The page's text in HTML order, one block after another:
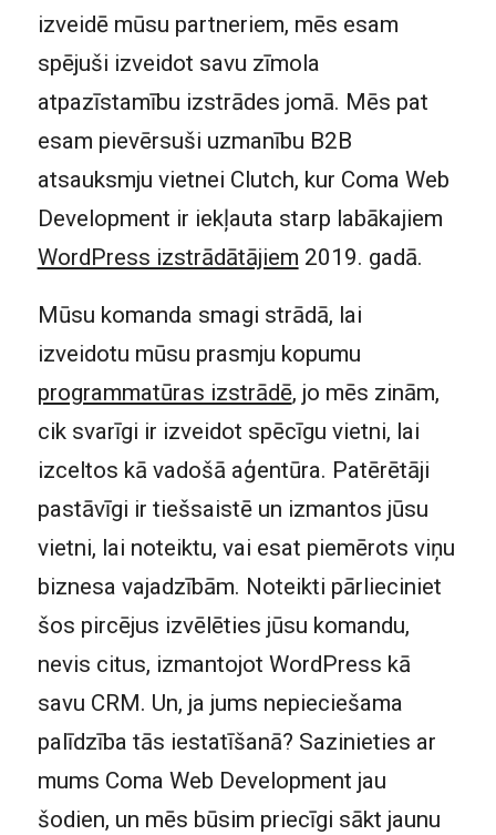
izveidē mūsu partneriem, mēs esam
spējuši izveidot savu zīmola
atpazīstamību izstrādes jomā. Mēs pat
esam pievērsuši uzmanību B2B
atsauksmju vietnei Clutch, kur Coma Web
Development ir iekļauta starp labākajiem
WordPress izstrādātājiem 2019. gadā.
Mūsu komanda smagi strādā, lai
izveidotu mūsu prasmju kopumu
programmatūras izstrādē, jo mēs zinām,
cik svarīgi ir izveidot spēcīgu vietni, lai
izceltos kā vadošā aģentūra. Patērētāji
pastāvīgi ir tiešsaistē un izmantos jūsu
vietni, lai noteiktu, vai esat piemērots viņu
biznesa vajadzībām. Noteikti pārlieciniet
šos pircējus izvēlēties jūsu komandu,
nevis citus, izmantojot WordPress kā
savu CRM. Un, ja jums nepieciešama
palīdzība tās iestatīšanā? Sazinieties ar
mums Coma Web Development jau
šodien, un mēs būsim priecīgi sākt jaunu